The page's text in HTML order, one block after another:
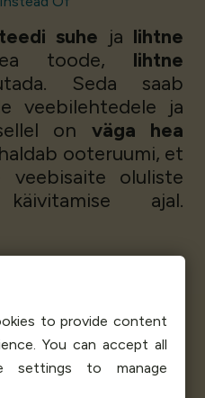
suhe ja lihtne
toode, lihtne
Seda saab
veebilehtedele ja
on väga hea
ooteruumi, et
oluliste
käivitamise ajal.
Ticket
hallata online-müüki ilma
to provide content
You can accept all
settings to manage